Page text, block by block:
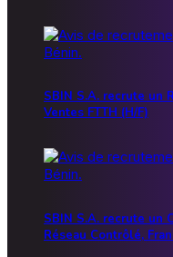
SBIN S.A. recrute un
Ventes FTTH (H/F)
SBIN S.A. recrute un
Réseau Contrôlé,